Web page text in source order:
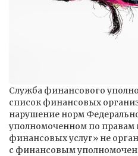
Служба финансового
список финансовых
нарушение норм
уполномоченном по правам
финансовых услуг» не
с финансовым